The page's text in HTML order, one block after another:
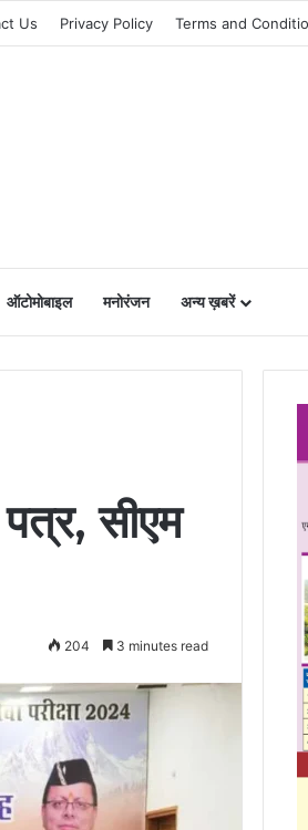
Us Privacy Policy Terms and
ऑटोमोबाइल मनोरंजन अन्य ख़बरें
सीएम
204 3 minutes read